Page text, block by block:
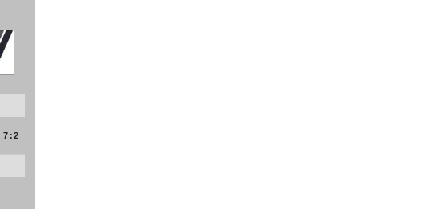
7:2